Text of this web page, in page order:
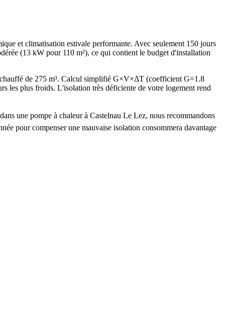
et climatisation estivale performante. Avec seulement 150 jours
(13 kW pour 110 m²), ce qui contient le budget d'installation
de 275 m³. Calcul simplifié G×V×ΔT (coefficient G=1.8
les plus froids. L'isolation très déficiente de votre logement rend
une pompe à chaleur à Castelnau Le Lez, nous recommandons
pour compenser une mauvaise isolation consommera davantage